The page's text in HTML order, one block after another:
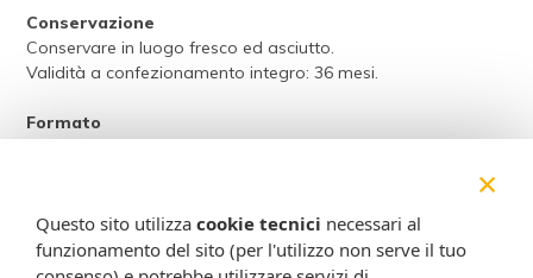
Conservazione
Conservare in luogo fresco ed asciutto.
Validità a confezionamento integro: 36 mesi.
Formato
Attenzione:
Ogni scheda che troverai sul nostro sito è da considerarsi a scopo
×
Questo sito utilizza cookie tecnici necessari al
funzionamento del sito (per l'utilizzo non serve il tuo